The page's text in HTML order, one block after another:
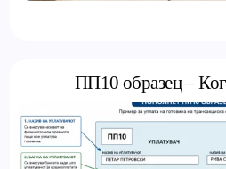
ПП10 образец –